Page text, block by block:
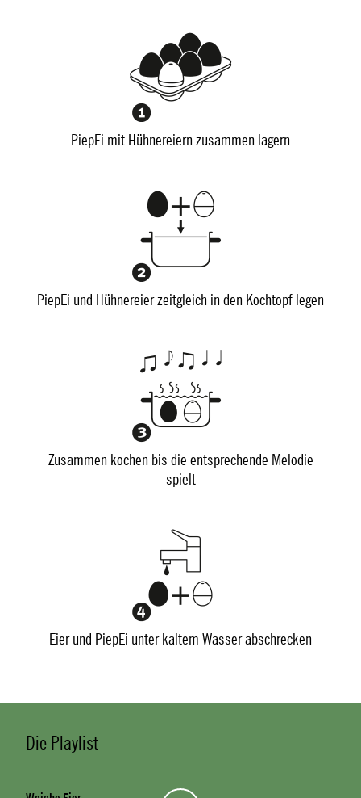
PiepEi mit Hühnereiern zusammen lagern
PiepEi und Hühnereier zeitgleich in den Kochtopf legen
Zusammen kochen bis die entsprechende Melodie
spielt
Eier und PiepEi unter kaltem Wasser abschrecken
Die Playlist